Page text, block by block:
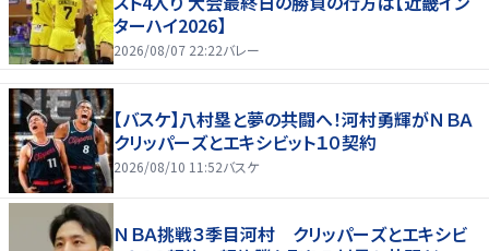
ターハイ2026】
2026/08/07 22:22バレー
【バスケ】八村塁と夢の共闘へ！河村勇輝がＮＢＡ
クリッパーズとエキシビット１０契約
2026/08/10 11:52バスケ
ＮＢＡ挑戦３季目河村 クリッパーズとエキシビ